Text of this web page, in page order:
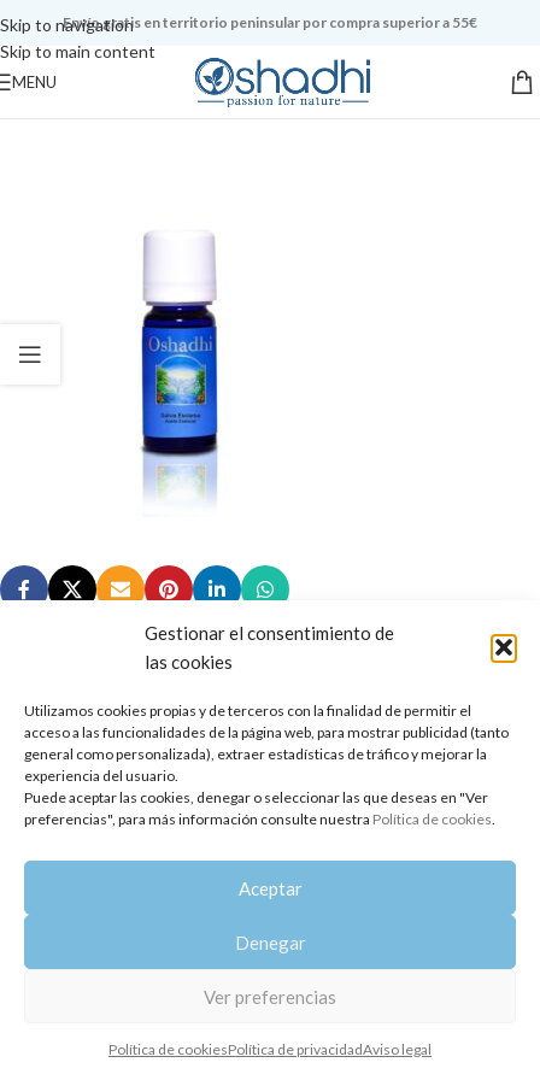
Gestionar el consentimiento de
las cookies
Utilizamos cookies propias y de terceros con la finalidad de permitir el
acceso a las funcionalidades de la página web, para mostrar publicidad (tanto
general como personalizada), extraer estadísticas de tráfico y mejorar la
experiencia del usuario.
Puede aceptar las cookies, denegar o seleccionar las que deseas en "Ver
preferencias", para más información consulte nuestra Política de cookies.
Aceptar
Denegar
Ver preferencias
Política de cookiesPolítica de privacidadAviso legal
Skip to navigation
Skip to main content
Envío gratis en territorio peninsular por compra superior a 55€
MENU
Copyright 2014-2025 Oshadhi España
Todos los derechos reservados.
Política de privacidad | Aviso legal | Política de cookies